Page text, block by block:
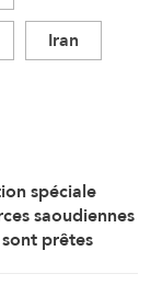
Iran
spéciale
saoudiennes
prêtes